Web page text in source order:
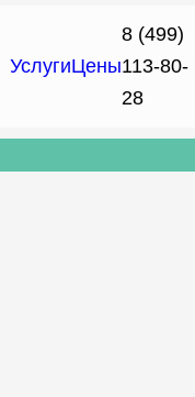
УслугиЦены
8 (499)
113-80-
28